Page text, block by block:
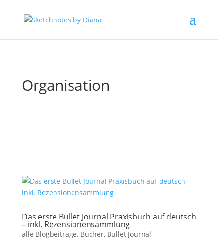
Organisation
Das erste Bullet Journal Praxisbuch auf deutsch
– inkl. Rezensionensammlung
alle Blogbeiträge, Bücher, Bullet Journal